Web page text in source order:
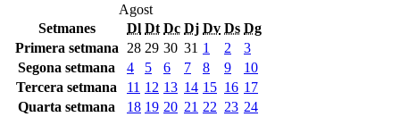
Agost
Setmanes
Dl Dt Dc Dj Dv Ds Dg
Primera setmana
28 29 30 31 1 2
3
Segona setmana
4 5 6 7 8 9
10
Tercera setmana
11 12 13 14 15 16 17
Quarta setmana
18 19 20 21 22 23 24